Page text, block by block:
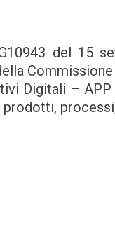
del 15
Digitali –